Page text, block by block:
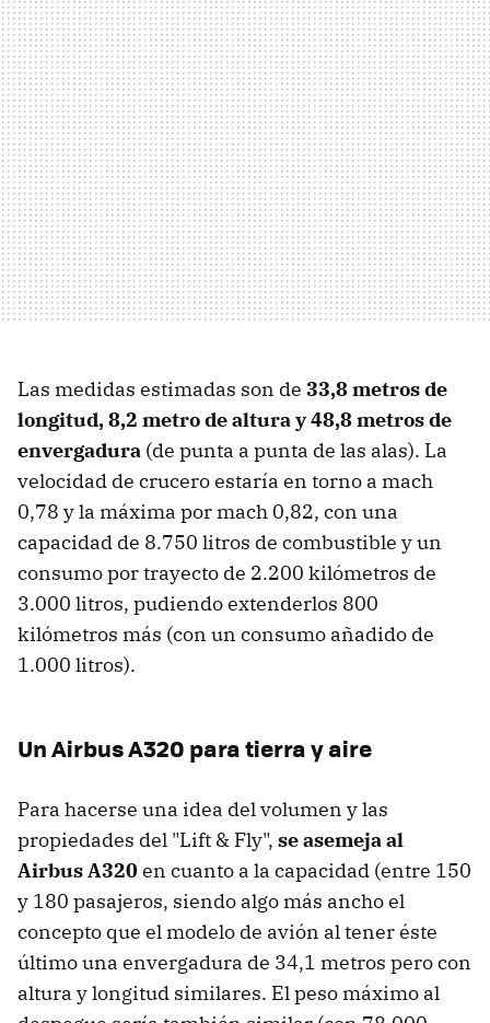
Las medidas estimadas son de 33,8 metros de
longitud, 8,2 metro de altura y 48,8 metros de
envergadura (de punta a punta de las alas). La
velocidad de crucero estaría en torno a mach
0,78 y la máxima por mach 0,82, con una
capacidad de 8.750 litros de combustible y un
consumo por trayecto de 2.200 kilómetros de
3.000 litros, pudiendo extenderlos 800
kilómetros más (con un consumo añadido de
1.000 litros).
Un Airbus A320 para tierra y aire
Para hacerse una idea del volumen y las
propiedades del "Lift & Fly", se asemeja al
Airbus A320en cuanto a la capacidad (entre 150
y 180 pasajeros, siendo algo más ancho el
concepto que el modelo de avión al tener éste
último una envergadura de 34,1 metros pero con
altura y longitud similares. El peso máximo al